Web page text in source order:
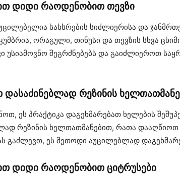
დიდი რაოდენობით თევზი
სახსრების სიძლიერისა და
ორაგული, თინუსი და თევზის სხვა
უსიამოვნო შეგრძნებებს და გაიძლიეროთ
დასაძინებლად რეზინის
ეს პრაქტიკა დაგეხმარებათ ხელების
რეზინის ხელთათმანებით, რათა დააღწიოთ
გაძლევთ, ეს მეთოდი აუცილებლად
დიდი რაოდენობით ციტრუსები